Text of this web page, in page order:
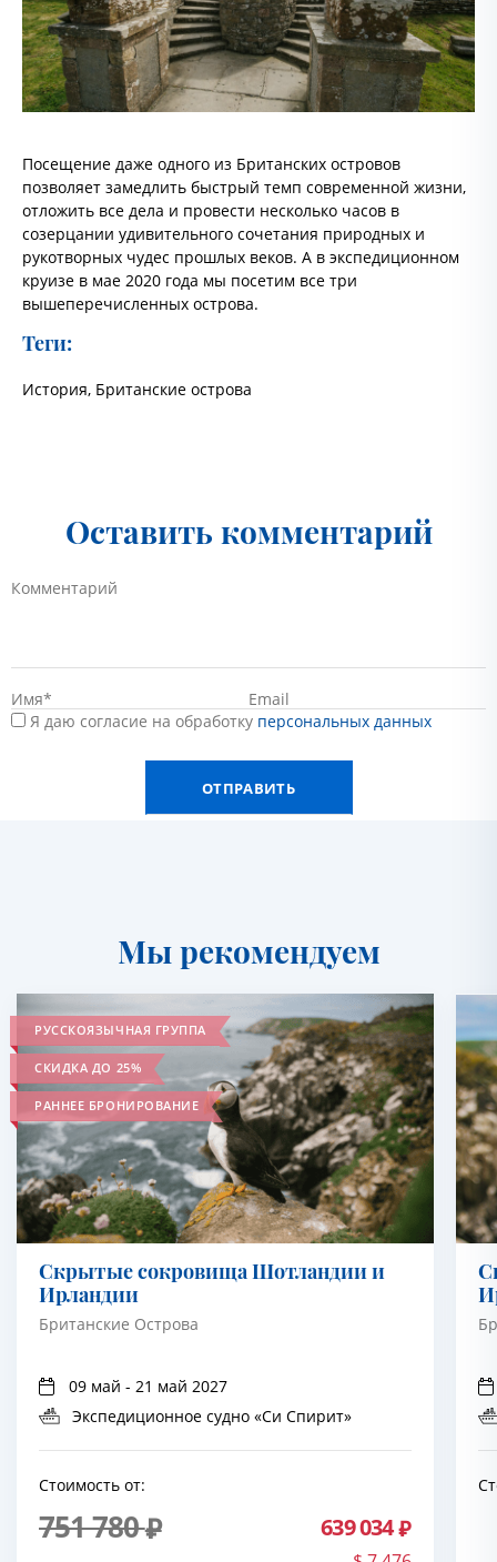
Посещение даже одного из Британских островов
позволяет замедлить быстрый темп современной жизни,
отложить все дела и провести несколько часов в
созерцании удивительного сочетания природных и
рукотворных чудес прошлых веков. А в экспедиционном
круизе в мае 2020 года мы посетим все три
вышеперечисленных острова.
Теги:
История, Британские острова
Оставить комментарий
Я даю согласие на обработку персональных данных
Мы рекомендуем
РУССКОЯЗЫЧНАЯ ГРУППА
СКИДКА ДО 25%
РАННЕЕ БРОНИРОВАНИЕ
Скрытые сокровища Шотландии и
Ирландии
Британские Острова
09 май - 21 май 2027
Экспедиционное судно «Си Спирит»
Стоимость от:
751 780 639 034